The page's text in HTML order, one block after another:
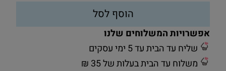
הוסף לסל
אפשרויות המשלוחים שלנו
שליח עד הבית עד 5 ימי עסקים
משלוח עד הבית בעלות של 35 ₪